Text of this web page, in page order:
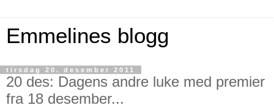
Emmelines blogg
tirsdag 20. desember 2011
20 des: Dagens andre luke med premier
fra 18 desember...